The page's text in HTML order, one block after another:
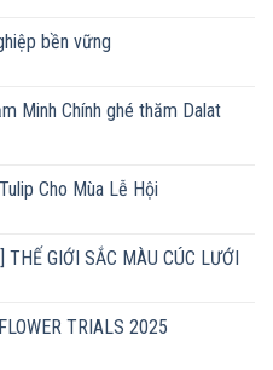
bền vững
Minh Chính ghé thăm Dalat
Cho Mùa Lễ Hội
THẾ GIỚI SẮC MÀU CÚC LƯỚI
TRIALS 2025